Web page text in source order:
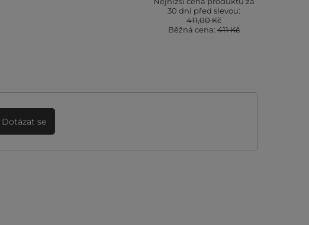
30 dní před slevou:
411,00 Kč
Běžná cena:411 Kč
Dotázat se